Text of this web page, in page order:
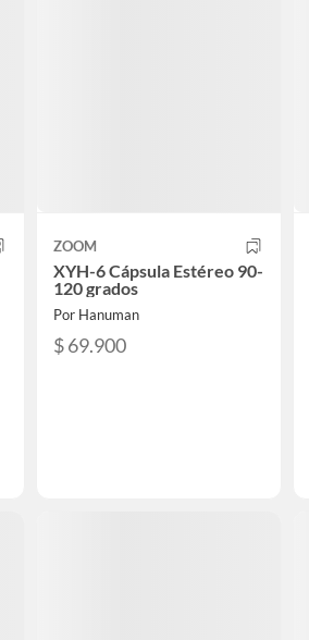
ZOOM
XYH-6 Cápsula Estéreo 90-
120 grados
Por Hanuman
$ 69.900